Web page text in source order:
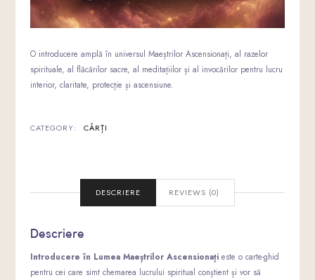
O introducere amplă în universul Maeștrilor Ascensionați, al razelor
spirituale, al flăcărilor sacre, al meditațiilor și al invocărilor pentru lucru
interior, claritate, protecție și ascensiune.
CATEGORY: CĂRȚI
DESCRIERE REVIEWS (0)
Descriere
Introducere în Lumea Maeștrilor Ascensionațieste o carte-ghid
pentru cei care simt chemarea lucrului spiritual conștient și vor să